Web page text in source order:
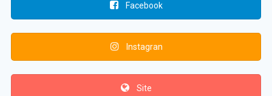
Facebook
Instagran
Site